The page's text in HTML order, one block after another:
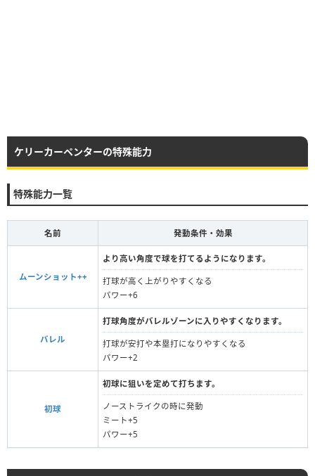
ケリーカーペンターの特殊能力
特殊能力一覧
名前 発動条件・効果
ムーンショット++
より高い角度で球を打てるようになります。
打球が高く上がりやすくなる
パワー+6
バレル
打球角度がバレルゾーンに入りやすくなります。
打球が安打や本塁打になりやすくなる
パワー+2
初球
初球に狙いを定めて打ちます。
ノーストライクの時に発動
ミート+5
パワー+5